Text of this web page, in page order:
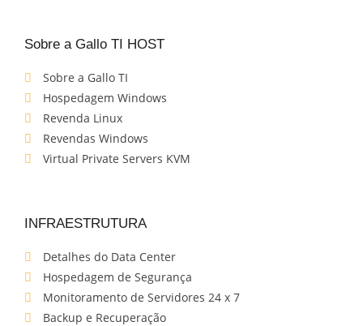
Sobre a Gallo TI HOST
Sobre a Gallo TI
Hospedagem Windows
Revenda Linux
Revendas Windows
Virtual Private Servers KVM
INFRAESTRUTURA
Detalhes do Data Center
Hospedagem de Segurança
Monitoramento de Servidores 24 x 7
Backup e Recuperação